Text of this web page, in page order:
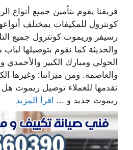
فريقنا يقوم بتأمين جميع أنواع
كونترول للمكيفات بمختلف
رسيفر وريموت كونترول جميع
والحديثة كما نقوم بتوصيلها
الحولي ومبارك الكبير والأحمدي
والعاصمة. ومن ميزاتنا: وغيرها
نقدمها للعملاء توصيل ريموت
ريموت جديد و ... اقرأ المزيد